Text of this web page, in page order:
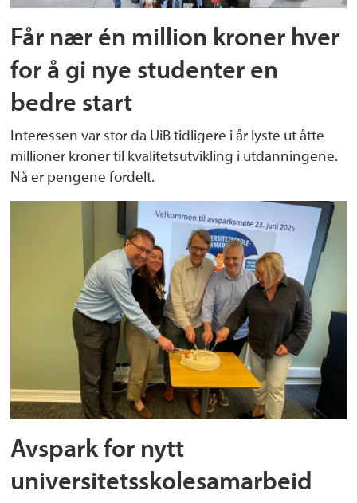
Får nær én million kroner hver
for å gi nye studenter en
bedre start
Interessen var stor da UiB tidligere i år lyste ut åtte
millioner kroner til kvalitetsutvikling i utdanningene.
Nå er pengene fordelt.
Avspark for nytt
universitetsskolesamarbeid